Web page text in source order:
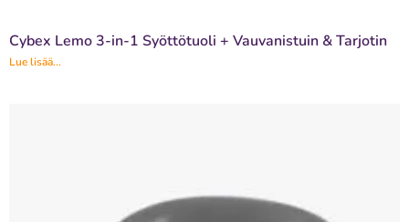
Cybex Lemo 3-in-1 Syöttötuoli + Vauvanistuin & Tarjotin
Lue lisää...